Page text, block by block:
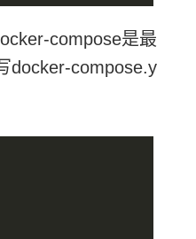
compose是最
docker-compose.y